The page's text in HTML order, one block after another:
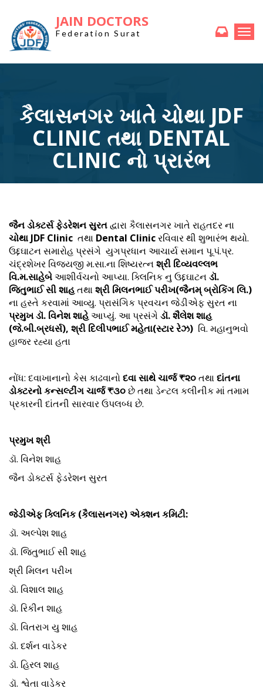
JAIN DOCTORS
Federation Surat
કૈલાસનગર ખાતે ચોથા JDF
CLINIC તથા DENTAL
CLINIC નો પ્રારંભ
જૈન ડોક્ટર્સ ફેડરેશન સુરતદ્વારા કૈલાસનગર ખાતે રાહતદર ના
ચોથા JDF Clinic તથા Dental Clinicરવિવાર થી શુભારંભ થયો.
ઉદ્દઘાટન સમારોહ પ્રસંગે યુગપ્રધાન આચાર્ય સમાન પૂ.પં.પ્ર.
ચંદ્રશેખર વિજયજી મ.સા.ના શિષ્યરત્નશ્રી દિવ્યવલ્લભ
વિ.મ.સાહેબેઆશીર્વચનો આપ્યા. ક્લિનિક નુ ઉદ્દઘાટનડૉ.
જિતુભાઈ સી શાહતથાશ્રી મિલનભાઈ પરીખ(જૈનમ્ બ્રોકિંગ લિ.)
ના હસ્તે કરવામાં આવ્યુ. પ્રાસંગિક પ્રવચન જેડીએફ સુરત ના
પ્રમુખ ડૉ. વિનેશ શાહેઆપ્યું. આ પ્રસંગે ડૉ. શૈલેશ શાહ
(જે.બી.બ્રધર્સ), શ્રી દિલીપભાઈ મહેતા(સ્ટાર રેઝ) વિ. મહાનુભવો
હાજર રહ્યા હતા
નોંધ: દવાખાનાનો કેસ કાઢવાનોદવા સાથે ચાર્જ ₹૨૦તથાદાંતના
ડોક્ટરનો કન્સલ્ટીંગ ચાર્જ ₹૩૦છે તથા ડેન્ટલ કલીનીક માં તમામ
પ્રકારની દાંતની સારવાર ઉપલબ્ધ છે.
પ્રમુખ શ્રી
ડૉ. વિનેશ શાહ
જૈન ડોક્ટર્સ ફેડરેશન સુરત
જેડીએફ ક્લિનિક (કૈલાસનગર) એક્શન કમિટી:
ડૉ. અલ્પેશ શાહ
ડૉ. જિતુભાઈ સી શાહ
શ્રી મિલન પરીખ
ડૉ. વિશાલ શાહ
ડૉ. રિકીન શાહ
ડૉ. વિતરાગ યુ શાહ
ડૉ. દર્શન વાડેકર
ડૉ. હિરલ શાહ
ડૉ. શ્વેતા વાડેકર